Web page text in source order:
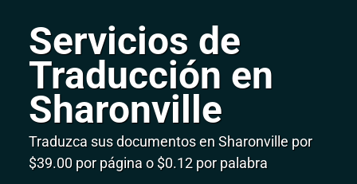
Servicios de
Traducción en
Sharonville
Traduzca sus documentos en Sharonville por
$39.00 por página o $0.12 por palabra